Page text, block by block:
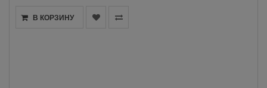
В КОРЗИНУ